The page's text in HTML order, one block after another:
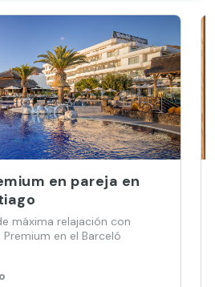
en pareja en
máxima relajación con
en el Barceló